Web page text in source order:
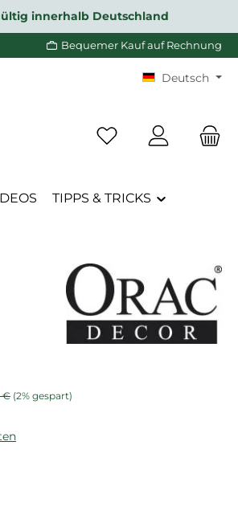
innerhalb Deutschland
Bequemer Kauf auf Rechnung
Deutsch
Du hast 0 Produkte
TIPPS & TRICKS
Preis:
€ (2% gespart)